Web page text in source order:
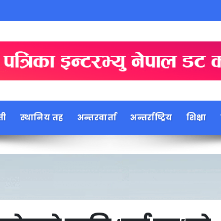
स्थानिय तह अन्तरवार्ता अन्तर्राष्ट्रिय शिक्षा